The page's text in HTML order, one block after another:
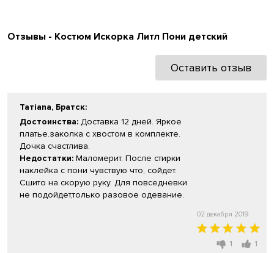
Отзывы - Костюм Искорка Литл Пони детский
Оставить отзыв
Татiana, Братск:
Достоинства: Доставка 12 дней. Яркое
платье.заколка с хвостом в комплекте.
Дочка счастлива.
Недостатки: Маломерит. После стирки
наклейка с пони чувствую что, сойдет.
Сшито на скорую руку. Для повседневки
не подойдет,только разовое одевание.
02 декабря 2019
1 1